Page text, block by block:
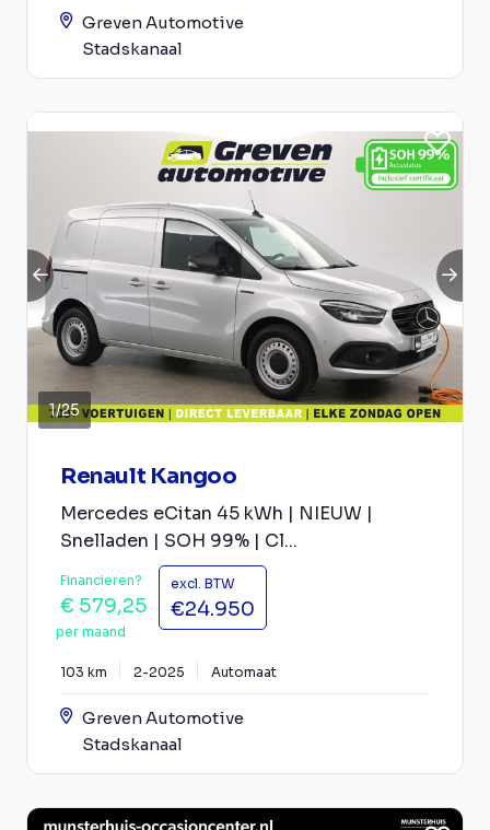
Greven Automotive
Stadskanaal
1/25
Renault Kangoo
Mercedes eCitan 45 kWh | NIEUW |
Snelladen | SOH 99% | Cl...
Financieren?
€ 579,25
per maand
excl. BTW
€24.950
103 km 2-2025 Automaat
Greven Automotive
Stadskanaal